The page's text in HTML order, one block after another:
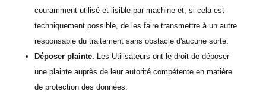
couramment utilisé et lisible par machine et, si cela est
techniquement possible, de les faire transmettre à un autre
responsable du traitement sans obstacle d'aucune sorte.
Déposer plainte. Les Utilisateurs ont le droit de déposer
une plainte auprès de leur autorité compétente en matière
de protection des données.